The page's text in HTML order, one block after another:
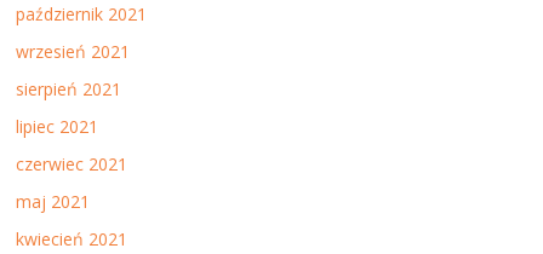
październik 2021
wrzesień 2021
sierpień 2021
lipiec 2021
czerwiec 2021
maj 2021
kwiecień 2021